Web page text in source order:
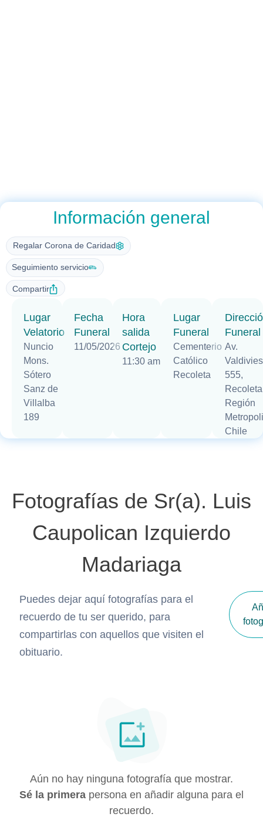
Información general
Regalar Corona de Caridad
Seguimiento servicio
Compartir
Lugar
Velatorio
Nuncio
Mons.
Sótero
Sanz de
Villalba
189
Fecha
Funeral
11/05/2026
Hora
salida
Cortejo
11:30 am
Lugar
Funeral
Cementerio
Católico
Recoleta
Funeral
Av.
555,
Región
Chile
Fotografías de Sr(a). Luis
Caupolican Izquierdo
Madariaga
Puedes dejar aquí fotografías para el
recuerdo de tu ser querido, para
compartirlas con aquellos que visiten el
obituario.
Aún no hay ninguna fotografía que mostrar.
Sé la primera persona en añadir alguna para el
recuerdo.